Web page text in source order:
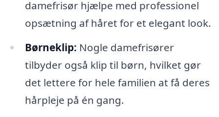
damefrisør hjælpe med professionel
opsætning af håret for et elegant look.
Børneklip: Nogle damefrisører
tilbyder også klip til børn, hvilket gør
det lettere for hele familien at få deres
hårpleje på én gang.